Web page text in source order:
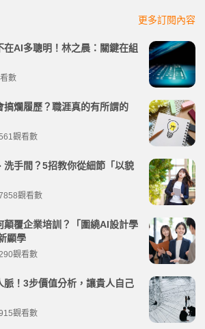
更多訂閱內容
AI多聰明！林之晨：關鍵在組
數
搞爛履歷？職涯真的有所謂的
觀看數
洗手間？5招教你從細節「以貌
觀看數
顛覆企業培訓？「圍繞AI設計學
顯學
觀看數
脈！3步價值分析，讓貴人自己
觀看數